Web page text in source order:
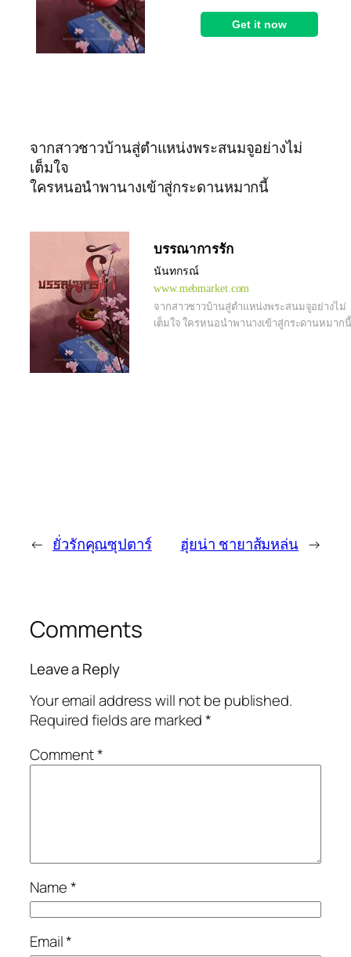
จากสาวชาวบ้านสู่ตำแหน่งพระสนมจูอย่างไม่
เต็มใจ
ใครหนอนำพานางเข้าสู่กระดานหมากนี้
บรรณาการรัก
นันทกรณ์
www.mebmarket.com
จากสาวชาวบ้านสู่ตำแหน่งพระสนมจูอย่างไม่
เต็มใจ ใครหนอนำพานางเข้าสู่กระดานหมากนี้
← ยั่วรักคุณซุปตาร์ ฮุ่ยน่า ชายาส้มหล่น →
Comments
Leave a Reply
Your email address will not be published.
Required fields are marked*
Comment*
Name*
Email*